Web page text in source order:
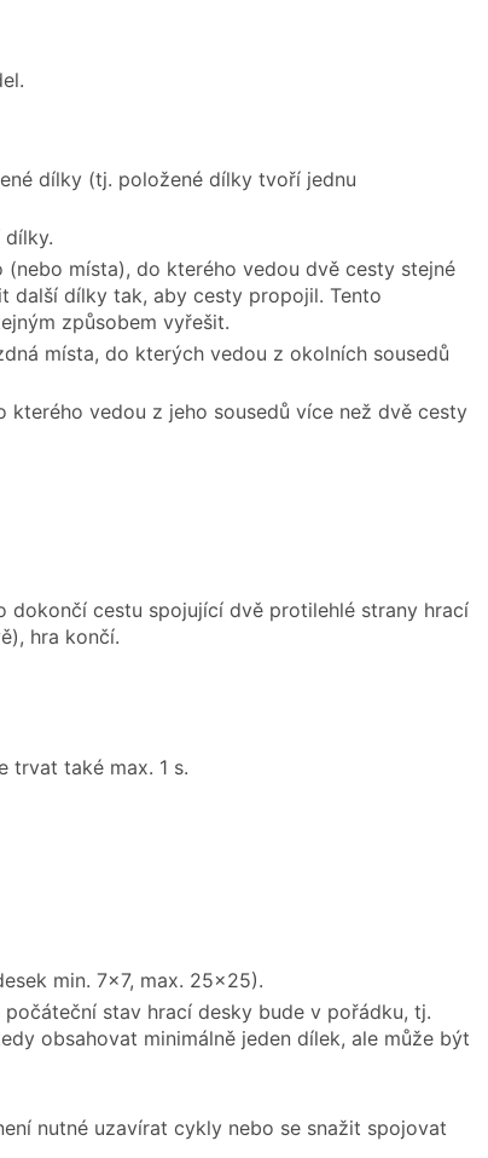
dílky (tj. položené dílky tvoří jednu
dílky.
místa), do kterého vedou dvě cesty stejné
další dílky tak, aby cesty propojil. Tento
způsobem vyřešit.
místa, do kterých vedou z okolních sousedů
vedou z jeho sousedů více než dvě cesty
dokončí cestu spojující dvě protilehlé strany hrací
hra končí.
trvat také max. 1 s.
min. 7×7, max. 25×25).
stav hrací desky bude v pořádku, tj.
obsahovat minimálně jeden dílek, ale může být
nutné uzavírat cykly nebo se snažit spojovat